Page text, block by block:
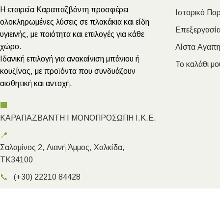
Η εταιρεία Καραπαζβάντη προσφέρει
ολοκληρωμένες λύσεις σε πλακάκια και είδη
υγιεινής, με ποιότητα και επιλογές για κάθε
χώρο.
Ιδανική επιλογή για ανακαίνιση μπάνιου ή
κουζίνας, με προϊόντα που συνδυάζουν
αισθητική και αντοχή.
🏢
ΚΑΡΑΠΑΖΒΑΝΤΗ Ι ΜΟΝΟΠΡΟΣΩΠΗ Ι.Κ.Ε.
📍
Σαλαμίνος 2, Λιανή Άμμος, Χαλκίδα,
ΤΚ34100
📞 (+30) 22210 84428
Ιστορικό
Λίστα
Το καλάθι